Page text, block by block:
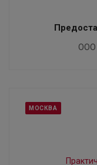
ООО
МОСКВА